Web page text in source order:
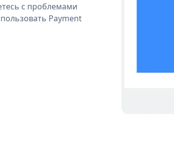
с проблемами
Payment